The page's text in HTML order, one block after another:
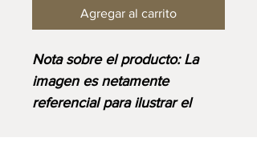
Agregar al carrito
Nota sobre el producto: La
imagen es netamente
referencial para ilustrar el